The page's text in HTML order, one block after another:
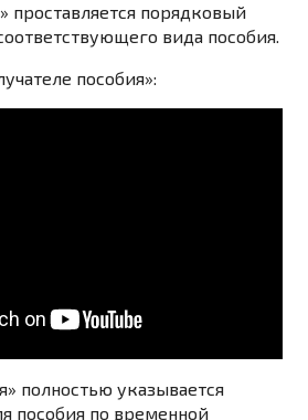
проставляется порядковый
вида пособия.
пособия»:
полностью указывается
пособия по временной